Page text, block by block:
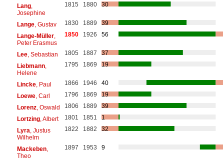
Lang,
Josephine
1815 1880 30
Lange, Gustav 1830 1889
39
Lange-Müller,
Peter Erasmus
1850 1926 56
Lee, Sebastian 1805 1887
37
Liebmann,
Helene
1795 1869 19
Lincke, Paul 1866 1946
40
Loewe, Carl 1796 1869
19
Lorenz, Oswald 1806 1889
39
Lortzing, Albert 1801 1851
1
Lyra , Justus
Wilhelm
1822 1882 32
Mackeben,
Theo
1897 1953 9